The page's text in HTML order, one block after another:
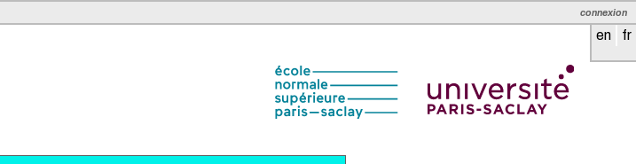
connexion
en fr